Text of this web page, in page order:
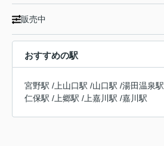
販売中
おすすめの駅
宮野駅 / 上山口駅 /山口駅 /湯田温泉駅
仁保駅 / 上郷駅 / 上嘉川駅 /嘉川駅